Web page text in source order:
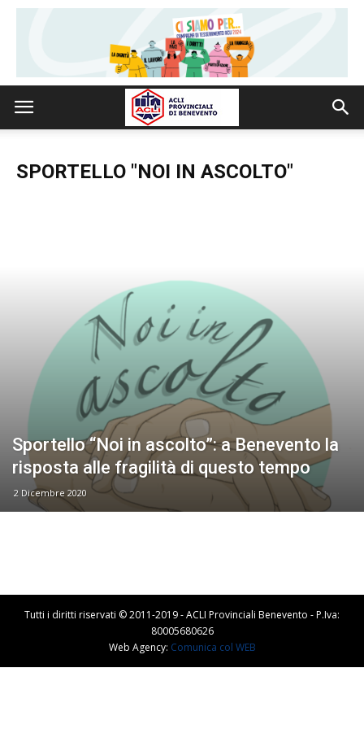
SPORTELLO "NOI IN ASCOLTO"
Sportello “Noi in ascolto”: a Benevento la
risposta alle fragilità di questo tempo
2 Dicembre 2020
Tutti i diritti riservati © 2011-2019 - ACLI Provinciali Benevento - P.Iva:
80005680626
Web Agency: Comunica col WEB